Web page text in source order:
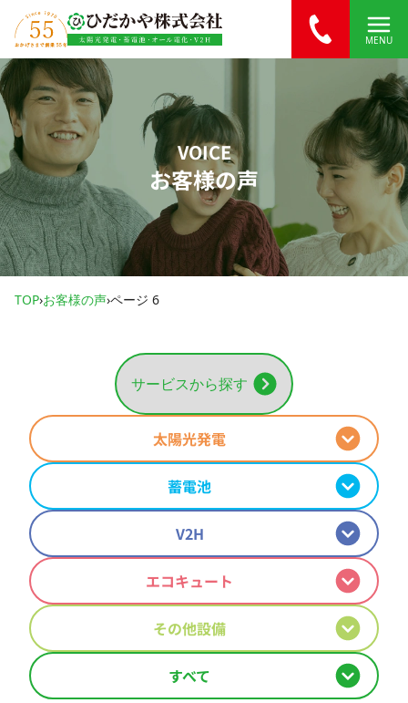
内容をスキップ
MENU
VOICE
お客様の声
TOP›お客様の声›ページ 6
太陽光発電
蓄電池
V2H
エコキュート
その他設備
すべて